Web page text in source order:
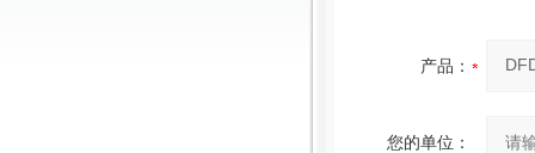
产品：
您的单位：